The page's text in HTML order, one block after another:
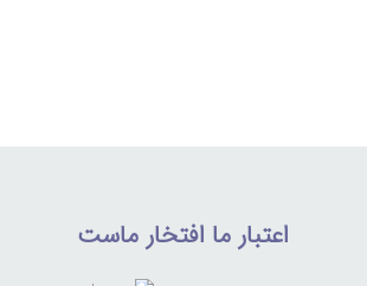
اعتبار ما افتخار ماست